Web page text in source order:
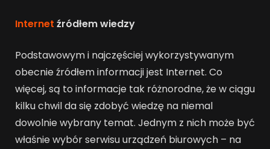
Internet źródłem wiedzy
Podstawowym i najczęściej wykorzystywanym
obecnie źródłem informacji jest Internet. Co
więcej, są to informacje tak różnorodne, że w ciągu
kilku chwil da się zdobyć wiedzę na niemal
dowolnie wybrany temat. Jednym z nich może być
właśnie wybór serwisu urządzeń biurowych – na